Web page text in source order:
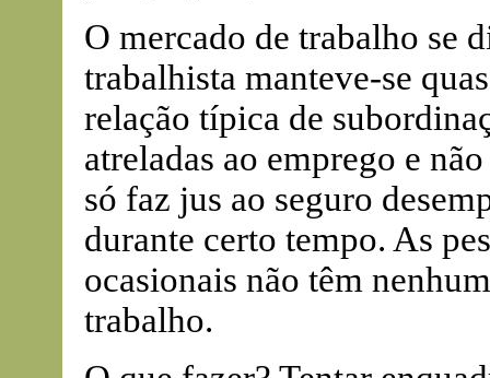
O mercado de trabalho se
trabalhista manteve-se
relação típica de
atreladas ao emprego e
só faz jus ao seguro
durante certo tempo. As
ocasionais não têm
trabalho.